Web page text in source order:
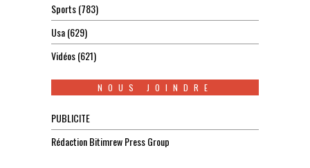
Sports(783)
Usa(629)
Vidéos(621)
NOUS JOINDRE
PUBLICITE
Rédaction Bitimrew Press Group